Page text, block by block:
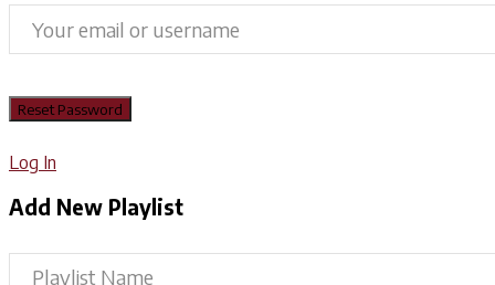
Log In
Add New Playlist